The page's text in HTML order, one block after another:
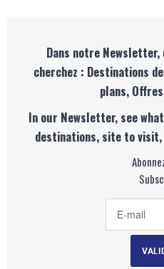
Dans notre Newsletter,
cherchez : Destinations
plans,
In our Newsletter, see
destinations, site to